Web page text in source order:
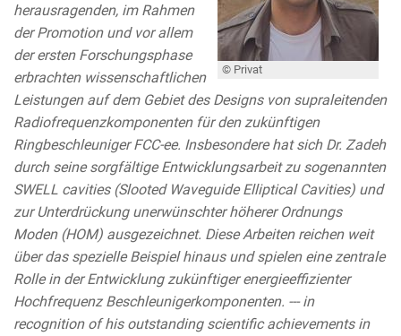
© Privat
herausragenden, im Rahmen
der Promotion und vor allem
der ersten Forschungsphase
erbrachten wissenschaftlichen
Leistungen auf dem Gebiet des Designs von supraleitenden
Radiofrequenzkomponenten für den zukünftigen
Ringbeschleuniger FCC-ee. Insbesondere hat sich Dr. Zadeh
durch seine sorgfältige Entwicklungsarbeit zu sogenannten
SWELL cavities (Slooted Waveguide Elliptical Cavities) und
zur Unterdrückung unerwünschter höherer Ordnungs
Moden (HOM) ausgezeichnet. Diese Arbeiten reichen weit
über das spezielle Beispiel hinaus und spielen eine zentrale
Rolle in der Entwicklung zukünftiger energieeffizienter
Hochfrequenz Beschleunigerkomponenten. --- in
recognition of his outstanding scientific achievements in